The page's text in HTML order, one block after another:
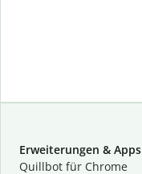
Erweiterungen & Apps
Quillbot für Chrome